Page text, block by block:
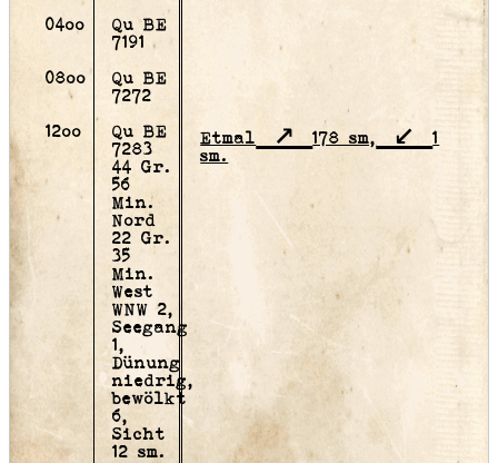
04oo
Qu BE
7191
08oo
Qu BE
7272
12oo
Qu BE
7283
44 Gr.
56
Min.
Nord
22 Gr.
35
Min.
West
WNW 2,
Seegang
1,
Dünung
niedrig,
bewölkt
6,
Sicht
12 sm.
Etmal 178 sm,
1
sm.